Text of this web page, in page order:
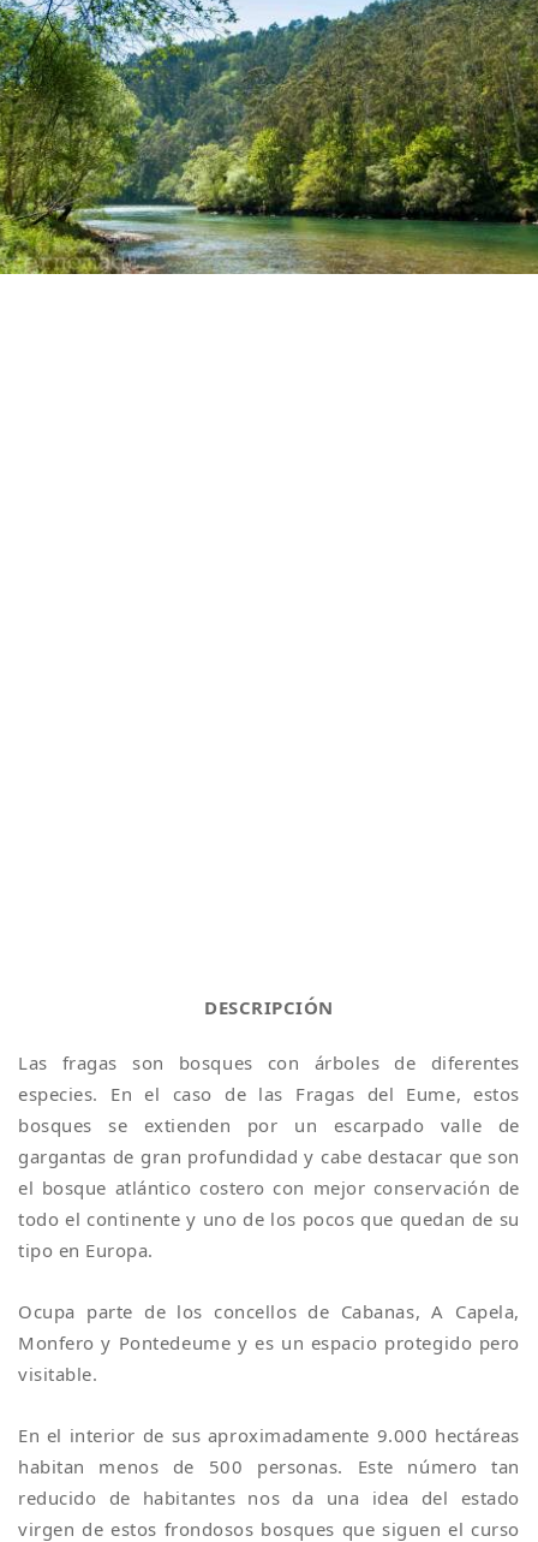
DESCRIPCIÓN
Las fragas son bosques con árboles de diferentes
especies. En el caso de las Fragas del Eume, estos
bosques se extienden por un escarpado valle de
gargantas de gran profundidad y cabe destacar que son
el bosque atlántico costero con mejor conservación de
todo el continente y uno de los pocos que quedan de su
tipo en Europa.
Ocupa parte de los concellos de Cabanas, A Capela,
Monfero y Pontedeume y es un espacio protegido pero
visitable.
En el interior de sus aproximadamente 9.000 hectáreas
habitan menos de 500 personas. Este número tan
reducido de habitantes nos da una idea del estado
virgen de estos frondosos bosques que siguen el curso